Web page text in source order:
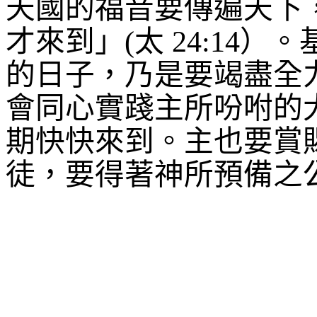
天國的福音要傳遍天下
才來到」 (太 24:14）。
的日子，乃是要竭盡
會同心實踐主所吩咐的
期快快來到。主也要賞
徒，要得著神所預備之